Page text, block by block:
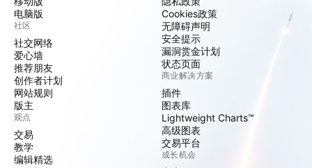
电脑版
社区
社交网络
爱心墙
推荐朋友
创作者计划
网站规则
版主
观点
交易
教学
编辑精选
Cookies政策
无障碍声明
安全提示
漏洞赏金计划
状态页面
商业解决方案
插件
图表库
Lightweight Charts™
高级图表
交易平台
成长机会